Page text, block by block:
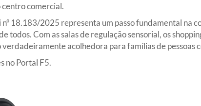
centro comercial.
18.183/2025 representa um passo fundamental na
todos. Com as salas de regulação sensorial, os
acolhedora para famílias de pessoas
no Portal F5.